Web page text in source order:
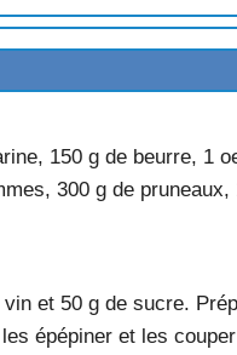
150 g de beurre, 1
300 g de
et 50 g de sucre.
épépiner et les